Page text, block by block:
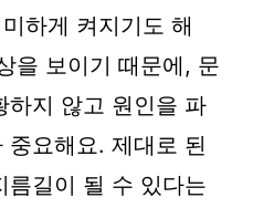
하게 켜지기도 해
을 보이기 때문에, 문
하지 않고 원인을 파
요해요. 제대로 된
름길이 될 수 있다는